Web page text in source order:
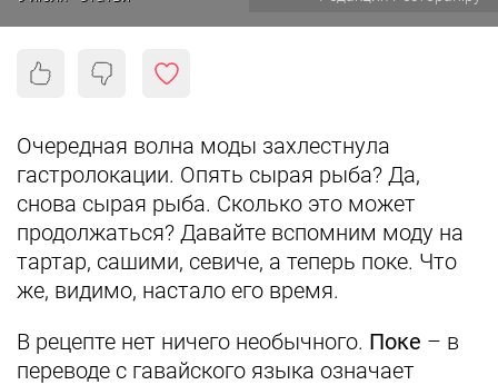
Очередная волна моды захлестнула
гастролокации. Опять сырая рыба? Да,
снова сырая рыба. Сколько это может
продолжаться? Давайте вспомним моду на
тартар, сашими, севиче, а теперь поке. Что
же, видимо, настало его время.
В рецепте нет ничего необычного. Поке – в
переводе с гавайского языка означает